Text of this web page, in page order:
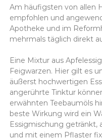
Am häufigsten von allen
empfohlen und
Apotheke und im
mehrmals täglich direkt
Eine Mixtur aus
Feigwarzen. Hier gilt es
äußerst hochwertigen
angerührte Tinktur
erwähnten Teebaumöls
beste Wirkung wird ein
Essigmischung getränkt,
und mit einem Pflaster